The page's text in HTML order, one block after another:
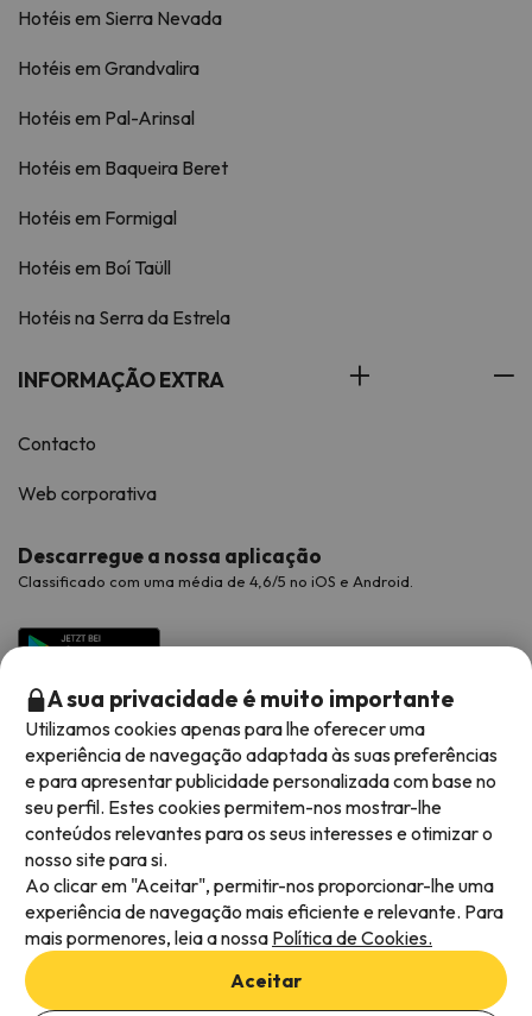
Hotéis em Sierra Nevada
Hotéis em Grandvalira
Hotéis em Pal-Arinsal
Hotéis em Baqueira Beret
Hotéis em Formigal
Hotéis em Boí Taüll
Hotéis na Serra da Estrela
INFORMAÇÃO EXTRA
Contacto
Web corporativa
Descarregue a nossa aplicação
Classificado com uma média de 4,6/5 no iOS e Android.
Métodos de pagamento disponíveis
Termos e condições gerais
Privacidade dos dados
A sua privacidade é muito importante
Utilizamos cookies apenas para lhe oferecer uma
experiência de navegação adaptada às suas preferências
e para apresentar publicidade personalizada com base no
seu perfil. Estes cookies permitem-nos mostrar-lhe
conteúdos relevantes para os seus interesses e otimizar o
nosso site para si.
Ao clicar em "Aceitar", permitir-nos proporcionar-lhe uma
experiência de navegação mais eficiente e relevante. Para
mais pormenores, leia a nossa Política de Cookies.
Aceitar